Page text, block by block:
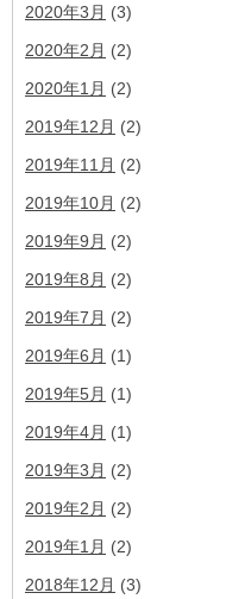
2020年3月 (3)
2020年2月 (2)
2020年1月 (2)
2019年12月 (2)
2019年11月 (2)
2019年10月 (2)
2019年9月 (2)
2019年8月 (2)
2019年7月 (2)
2019年6月 (1)
2019年5月 (1)
2019年4月 (1)
2019年3月 (2)
2019年2月 (2)
2019年1月 (2)
2018年12月 (3)